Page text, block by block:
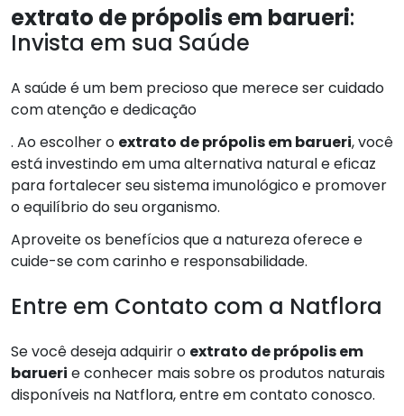
extrato de própolis em barueri:
Invista em sua Saúde
A saúde é um bem precioso que merece ser cuidado
com atenção e dedicação
. Ao escolher o extrato de própolis em barueri, você
está investindo em uma alternativa natural e eficaz
para fortalecer seu sistema imunológico e promover
o equilíbrio do seu organismo.
Aproveite os benefícios que a natureza oferece e
cuide-se com carinho e responsabilidade.
Entre em Contato com a Natflora
Se você deseja adquirir o extrato de própolis em
barueri e conhecer mais sobre os produtos naturais
disponíveis na Natflora, entre em contato conosco.